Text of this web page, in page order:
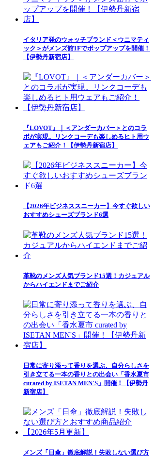
イタリア発のウォッチブランド＜ウニマティ
ック＞がメンズ館1Fでポップアップを開催！
【伊勢丹新宿店】
『LOVOT』｜＜アンダーカバー＞とのコラ
ボが実現。リンクコーデも楽しめるヒト用ウ
ェアもご紹介！【伊勢丹新宿店】
【2026年ビジネススニーカー】今すぐ欲しい
おすすめシューズブランド6選
革靴のメンズ人気ブランド15選！カジュアル
からハイエンドまでご紹介
日常に寄り添って香りを選ぶ、自分らしさを
引き立てる一本の香りとの出会い「香水夏市
curated by ISETAN MEN'S」開催！【伊勢丹
新宿店】
メンズ「日傘」徹底解説！失敗しない選び方